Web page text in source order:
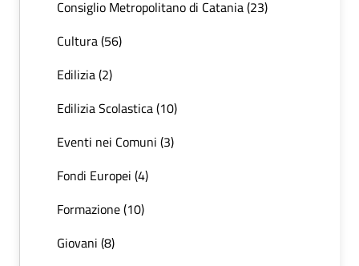
Consiglio Metropolitano di Catania (23)
Cultura (56)
Edilizia (2)
Edilizia Scolastica (10)
Eventi nei Comuni (3)
Fondi Europei (4)
Formazione (10)
Giovani (8)